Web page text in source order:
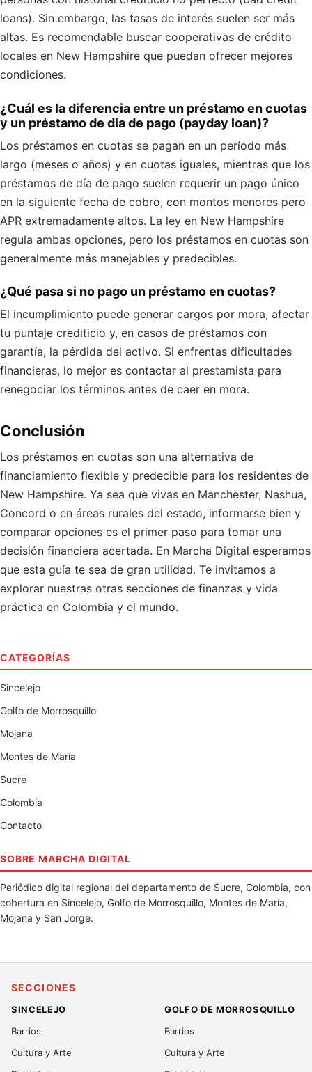
loans). Sin embargo, las tasas de interés suelen ser más
altas. Es recomendable buscar cooperativas de crédito
locales en New Hampshire que puedan ofrecer mejores
condiciones.
¿Cuál es la diferencia entre un préstamo en cuotas
y un préstamo de día de pago (payday loan)?
Los préstamos en cuotas se pagan en un período más
largo (meses o años) y en cuotas iguales, mientras que los
préstamos de día de pago suelen requerir un pago único
en la siguiente fecha de cobro, con montos menores pero
APR extremadamente altos. La ley en New Hampshire
regula ambas opciones, pero los préstamos en cuotas son
generalmente más manejables y predecibles.
¿Qué pasa si no pago un préstamo en cuotas?
El incumplimiento puede generar cargos por mora, afectar
tu puntaje crediticio y, en casos de préstamos con
garantía, la pérdida del activo. Si enfrentas dificultades
financieras, lo mejor es contactar al prestamista para
renegociar los términos antes de caer en mora.
Conclusión
Los préstamos en cuotas son una alternativa de
financiamiento flexible y predecible para los residentes de
New Hampshire. Ya sea que vivas en Manchester, Nashua,
Concord o en áreas rurales del estado, informarse bien y
comparar opciones es el primer paso para tomar una
decisión financiera acertada. En Marcha Digital esperamos
que esta guía te sea de gran utilidad. Te invitamos a
explorar nuestras otras secciones de finanzas y vida
práctica en Colombia y el mundo.
CATEGORÍAS
Sincelejo
Golfo de Morrosquillo
Mojana
Montes de María
Sucre
Colombia
Contacto
SOBRE MARCHA DIGITAL
Periódico digital regional del departamento de Sucre, Colombia, con
cobertura en Sincelejo, Golfo de Morrosquillo, Montes de María,
Mojana y San Jorge.
SECCIONES
SINCELEJO
Barrios
Cultura y Arte
GOLFO DE MORROSQUILLO
Barrios
Cultura y Arte